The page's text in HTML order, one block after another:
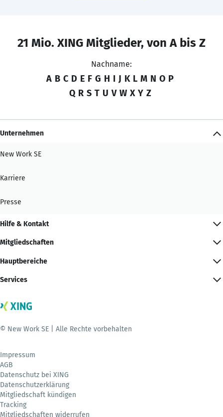
21 Mio. XING Mitglieder, von A bis Z
Nachname:
A B C D E F G H I J K L M N O P
Q R S T U V W X Y Z
Unternehmen
New Work SE
Karriere
Presse
Hilfe & Kontakt
Mitgliedschaften
Hauptbereiche
Services
© New Work SE | Alle Rechte vorbehalten
Impressum
AGB
Datenschutz bei XING
Datenschutzerklärung
Mitgliedschaft kündigen
Tracking
Mitgliedschaften widerrufen